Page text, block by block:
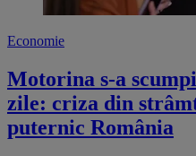
Economie
Motorina s-a
zile: criza din
puternic România